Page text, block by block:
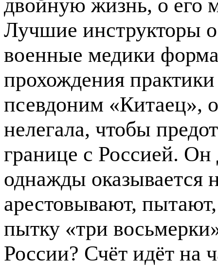
двойную жизнь, о его
Лучшие инструкторы
военные медики
прохождения
псевдоним «Китаец»,
нелегала, чтобы
границе с Россией.
однажды оказывается
арестовывают,
пытку «три
России? Счёт идёт на